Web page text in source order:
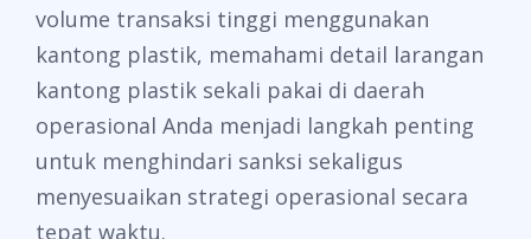
volume transaksi tinggi menggunakan
kantong plastik, memahami detail larangan
kantong plastik sekali pakai di daerah
operasional Anda menjadi langkah penting
untuk menghindari sanksi sekaligus
menyesuaikan strategi operasional secara
tepat waktu.